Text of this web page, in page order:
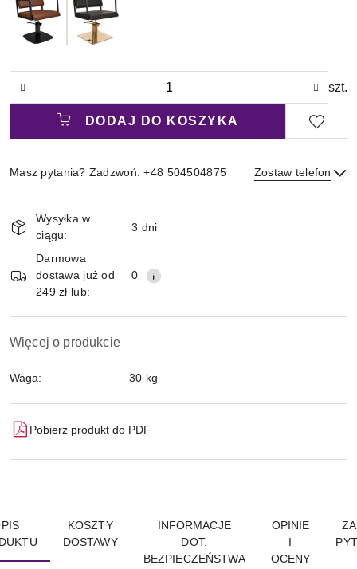
szt.
DODAJ DO KOSZYKA
Masz pytania? Zadzwoń: +48 504504875 Zostaw telefon
i
dostawa
Wysyłka w
ciągu:
3 dni
Darmowa
dostawa już od
249 zł lub:
0
Więcej o produkcie
Waga: 30 kg
Pobierz produkt do PDF
KOSZTY
DOSTAWY
INFORMACJE
DOT.
BEZPIECZEŃSTWA
OPINIE
I
OCENY